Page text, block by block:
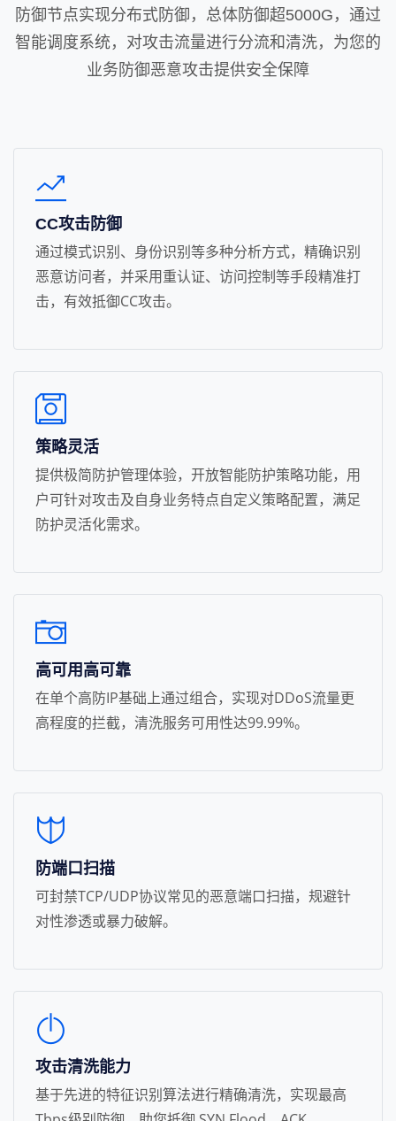
防御节点实现分布式防御，总体防御超5000G，通过
智能调度系统，对攻击流量进行分流和清洗，为您的
业务防御恶意攻击提供安全保障
CC攻击防御
通过模式识别、身份识别等多种分析方式，精确识别
恶意访问者，并采用重认证、访问控制等手段精准打
击，有效抵御CC攻击。
策略灵活
提供极简防护管理体验，开放智能防护策略功能，用
户可针对攻击及自身业务特点自定义策略配置，满足
防护灵活化需求。
高可用高可靠
在单个高防IP基础上通过组合，实现对DDoS流量更
高程度的拦截，清洗服务可用性达99.99%。
防端口扫描
可封禁TCP/UDP协议常见的恶意端口扫描，规避针
对性渗透或暴力破解。
攻击清洗能力
基于先进的特征识别算法进行精确清洗，实现最高